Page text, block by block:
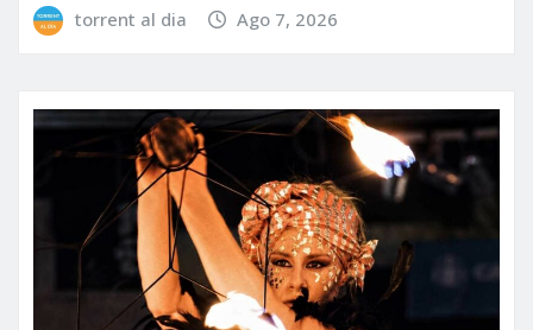
torrent al dia Ago 7, 2026